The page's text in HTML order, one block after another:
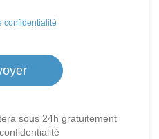
confidentialité
sous 24h gratuitement